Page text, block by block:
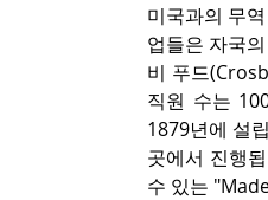
미국과의 무
업들은 자국
비 푸드
직원 수는
1879년에 설
곳에서 진행
수 있는